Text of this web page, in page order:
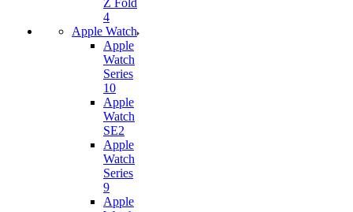
Z Fold
4
Apple Watch
Apple
Watch
Series
10
Apple
Watch
SE2
Apple
Watch
Series
9
Apple